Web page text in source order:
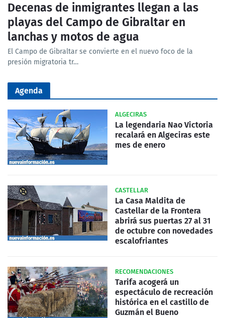
Decenas de inmigrantes llegan a las
playas del Campo de Gibraltar en
lanchas y motos de agua
El Campo de Gibraltar se convierte en el nuevo foco de la
presión migratoria tr…
Agenda
ALGECIRAS
La legendaria Nao Victoria
recalará en Algeciras este
mes de enero
CASTELLAR
La Casa Maldita de
Castellar de la Frontera
abrirá sus puertas 27 al 31
de octubre con novedades
escalofriantes
RECOMENDACIONES
Tarifa acogerá un
espectáculo de recreación
histórica en el castillo de
Guzmán el Bueno